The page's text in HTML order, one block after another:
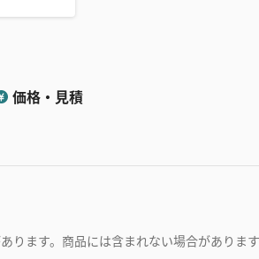
価格・見積
ります。商品には含まれない場合がありま